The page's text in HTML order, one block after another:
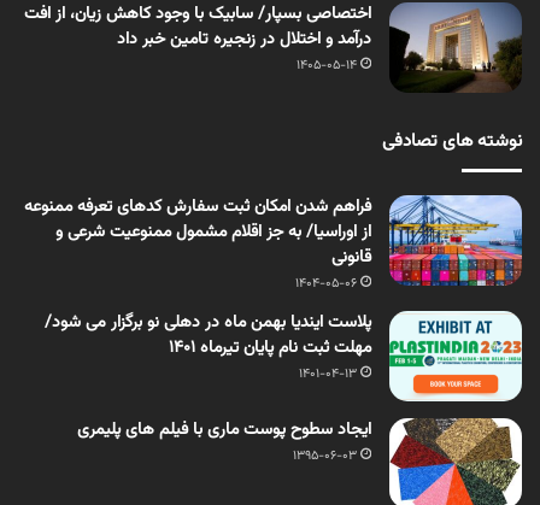
اختصاصی بسپار/ سابیک با وجود کاهش زیان، از افت
درآمد و اختلال در زنجیره تامین خبر داد
1405-05-14
نوشته های تصادفی
فراهم شدن امکان ثبت سفارش کدهای تعرفه ممنوعه
از اوراسیا/ به جز اقلام مشمول ممنوعیت شرعی و
قانونی
1404-05-06
پلاست ایندیا بهمن ماه در دهلی نو برگزار می شود/
مهلت ثبت نام پایان تیرماه 1401
1401-04-13
ایجاد سطوح پوست ماری با فیلم های پلیمری
1395-06-03